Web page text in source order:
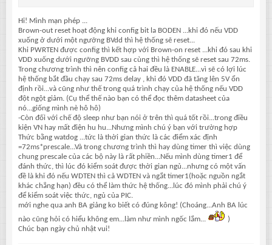
Hi! Mình mạn phép ...
Brown-out reset hoạt động khi config bit la BODEN ...khi đó nếu VDD
xuống ở dưới một ngưỡng BVdd thì hệ thống sẽ reset...
Khi PWRTEN được config thì kết hợp với Brown-on reset ...khi đó sau khi
VDD xuống dưới ngưỡng BVDD sau cùng thì hệ thống sẽ reset sau 72ms.
Trong chương trình thì nên config cả hai đều là ENABLE...vì sẽ có lợi lúc
hệ thống bắt đầu chạy sau 72ms delay , khi đó VDD đã tăng lên 5V ổn
định rồi...và cũng như thế trong quá trình chạy của hệ thống nếu VDD
đột ngột giảm. (Cụ thể thế nào bạn có thể đọc thêm datasheet của
nó...giống mình nè hô hô)
-Còn đối với chế độ sleep như bạn nói ở trên thì quá tốt rồi...trong điều
kiện VN hay mất điện hu hu...Nhưng mình chú ý bạn với trường hợp
Thức bằng watdog ...tức là thời gian thức là các điểm xác định
=72ms*prescale...Và trong chương trình thì hay dùng timer thì việc dùng
chung prescale của các bộ này là rất phiền...Nếu mình dùng timer1 để
đánh thức, thì lúc đó kiểm soát được thời gian ngủ...nhưng có một vấn
đề là khi đó nếu WDTEN thì cả WDTEN và ngắt timer1(hoặc nguồn ngắt
khác chẳng hạn) đều có thể làm thức hệ thống...lúc đó mình phải chú ý
để kiểm soát việc thức, ngủ của PIC.
mới nghe qua anh BA giảng ko biết có đúng kông! (Choáng...Anh BA lúc
nào cũng hỏi có hiểu không em...làm như mình ngốc lắm...
)
Chúc bạn ngày chủ nhật vui!